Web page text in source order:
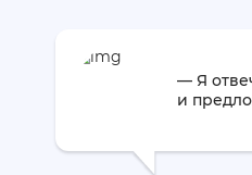
— Я
и